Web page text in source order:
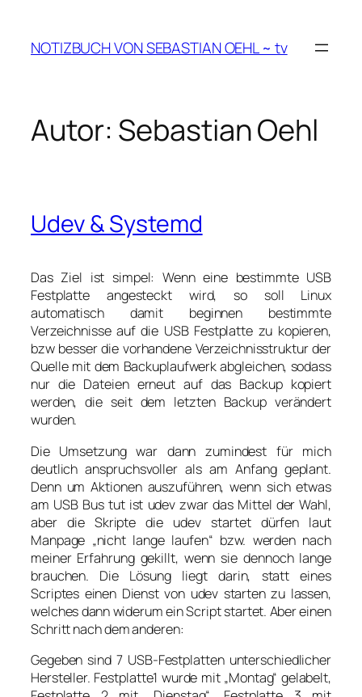
springen
NOTIZBUCH VON SEBASTIAN OEHL ~ tv
Autor: Sebastian Oehl
Udev & Systemd
Das Ziel ist simpel: Wenn eine bestimmte USB
Festplatte angesteckt wird, so soll Linux
automatisch damit beginnen bestimmte
Verzeichnisse auf die USB Festplatte zu kopieren,
bzw besser die vorhandene Verzeichnisstruktur der
Quelle mit dem Backuplaufwerk abgleichen, sodass
nur die Dateien erneut auf das Backup kopiert
werden, die seit dem letzten Backup verändert
wurden.
Die Umsetzung war dann zumindest für mich
deutlich anspruchsvoller als am Anfang geplant.
Denn um Aktionen auszuführen, wenn sich etwas
am USB Bus tut ist udev zwar das Mittel der Wahl,
aber die Skripte die udev startet dürfen laut
Manpage „nicht lange laufen“ bzw. werden nach
meiner Erfahrung gekillt, wenn sie dennoch lange
brauchen. Die Lösung liegt darin, statt eines
Scriptes einen Dienst von udev starten zu lassen,
welches dann widerum ein Script startet. Aber einen
Schritt nach dem anderen:
Gegeben sind 7 USB-Festplatten unterschiedlicher
Hersteller. Festplatte1 wurde mit „Montag“ gelabelt,